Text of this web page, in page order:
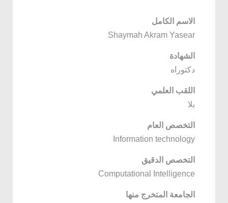
الاسم الكامل
Shaymah Akram Yasear
الشهادة
دكتوراه
اللقب العلمي
بلا
التخصص العام
Information technology
التخصص الدقيق
Computational Intelligence
الجامعة المتخرج منها